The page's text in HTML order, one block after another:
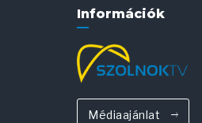
Információk
Médiaajánlat